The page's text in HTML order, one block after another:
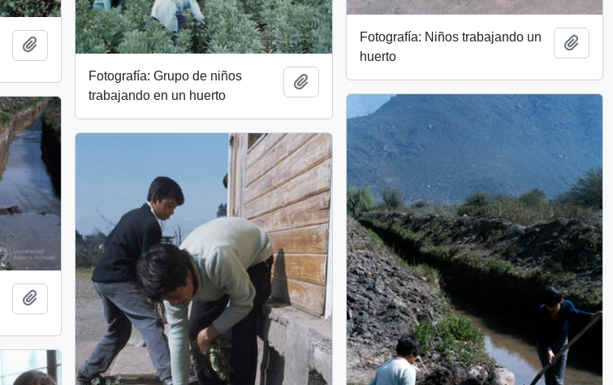
Add to clipboard
Fotografía: Niños trabajando un
huerto
Add
Fotografía: Grupo de niños
trabajando en un huerto
Add to clipboard
Add to clipboard